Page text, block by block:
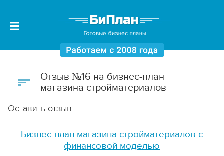
Отзыв №16 на бизнес-план
магазина стройматериалов
Оставить отзыв
Бизнес-план магазина стройматериалов с
финансовой моделью